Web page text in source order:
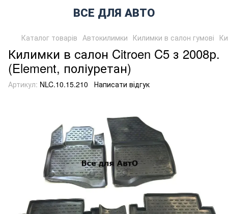
ВСЕ ДЛЯ АВТО
Каталог товарів Автокилимки Килимки в салон гумові
Килимки в салон Citroen C5 з 2008р.
(Element, поліуретан)
Артикул: NLC.10.15.210 Написати відгук